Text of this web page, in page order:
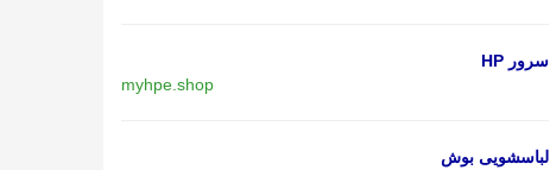
سرور HP
myhpe.shop
لباسشویی بوش